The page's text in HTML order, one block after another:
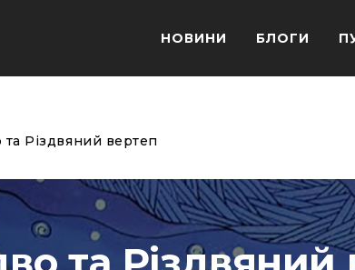
НОВИНИ БЛОГИ
та Різдвяний вертеп